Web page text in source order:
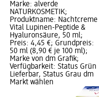
Marke: alverde
NATURKOSMETIK;
Produktname: Nachtcreme
Vital Lupinen-Peptide &
Hyaluronsäure, 50 ml;
Preis: 4,45 €; Grundpreis:
50 ml (8,90 € je 100 ml);
Marke von dm Grafik;
Verfügbarkeit: Status Grün
Lieferbar, Status Grau dm
Markt wählen